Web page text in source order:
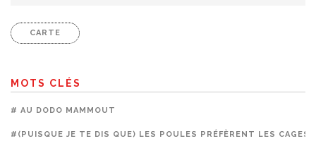
CARTE
MOTS CLÉS
# AU DODO MAMMOUT
#(PUISQUE JE TE DIS QUE) LES POULES PRÉFÈRENT LES CAGES